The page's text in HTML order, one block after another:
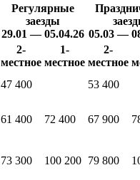
Регулярные
заезды
29.01 — 05.04.26 05.03 —
2-
местное
1-
местное
2-
местное
47 400 53 400
61 400 72 400 67 900
73 300 100 200 79 800